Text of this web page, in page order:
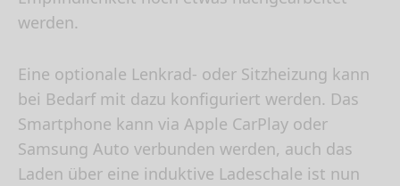
werden.
Eine optionale Lenkrad- oder Sitzheizung kann
bei Bedarf mit dazu konfiguriert werden. Das
Smartphone kann via Apple CarPlay oder
Samsung Auto verbunden werden, auch das
Laden über eine induktive Ladeschale ist nun